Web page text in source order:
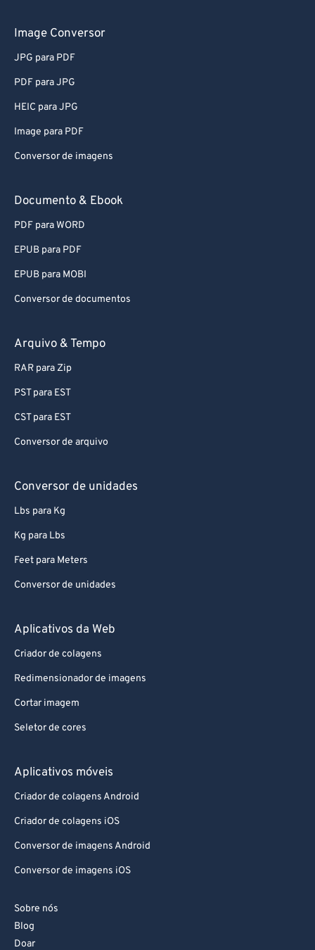
Image Conversor
JPG para PDF
PDF para JPG
HEIC para JPG
Image para PDF
Conversor de imagens
Documento & Ebook
PDF para WORD
EPUB para PDF
EPUB para MOBI
Conversor de documentos
Arquivo & Tempo
RAR para Zip
PST para EST
CST para EST
Conversor de arquivo
Conversor de unidades
Lbs para Kg
Kg para Lbs
Feet para Meters
Conversor de unidades
Aplicativos da Web
Criador de colagens
Redimensionador de imagens
Cortar imagem
Seletor de cores
Aplicativos móveis
Criador de colagens Android
Criador de colagens iOS
Conversor de imagens Android
Conversor de imagens iOS
Sobre nós
Blog
Doar